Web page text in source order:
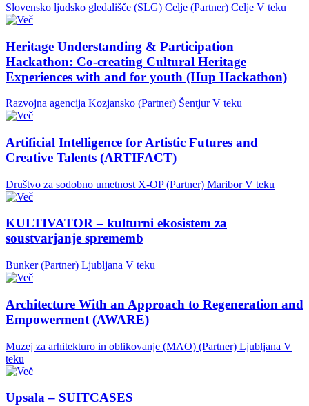
Slovensko ljudsko gledališče (SLG) Celje (Partner) Celje V teku
Heritage Understanding & Participation
Hackathon: Co-creating Cultural Heritage
Experiences with and for youth (Hup Hackathon)
Razvojna agencija Kozjansko (Partner) Šentjur V teku
Artificial Intelligence for Artistic Futures and
Creative Talents (ARTIFACT)
Društvo za sodobno umetnost X-OP (Partner) Maribor V teku
KULTIVATOR – kulturni ekosistem za
soustvarjanje sprememb
Bunker (Partner) Ljubljana V teku
Architecture With an Approach to Regeneration and
Empowerment (AWARE)
Muzej za arhitekturo in oblikovanje (MAO) (Partner) Ljubljana V
teku
Upsala – SUITCASES